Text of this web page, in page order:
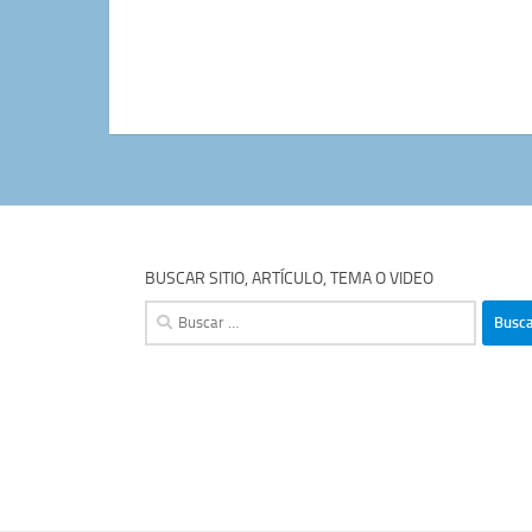
BUSCAR SITIO, ARTÍCULO, TEMA O VIDEO
Buscar: